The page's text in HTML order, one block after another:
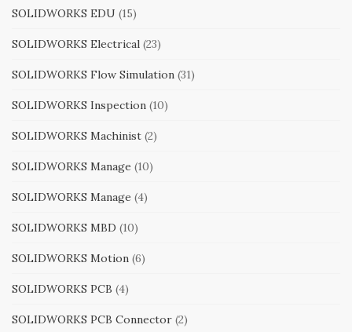
SOLIDWORKS EDU (15)
SOLIDWORKS Electrical (23)
SOLIDWORKS Flow Simulation (31)
SOLIDWORKS Inspection (10)
SOLIDWORKS Machinist (2)
SOLIDWORKS Manage (10)
SOLIDWORKS Manage (4)
SOLIDWORKS MBD (10)
SOLIDWORKS Motion (6)
SOLIDWORKS PCB (4)
SOLIDWORKS PCB Connector (2)